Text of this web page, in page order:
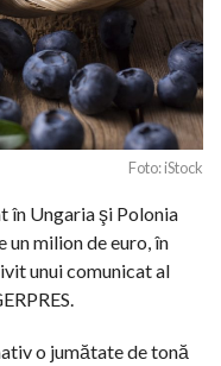
Foto: iStock
în Ungaria şi Polonia
un milion de euro, în
unui comunicat al
o jumătate de tonă